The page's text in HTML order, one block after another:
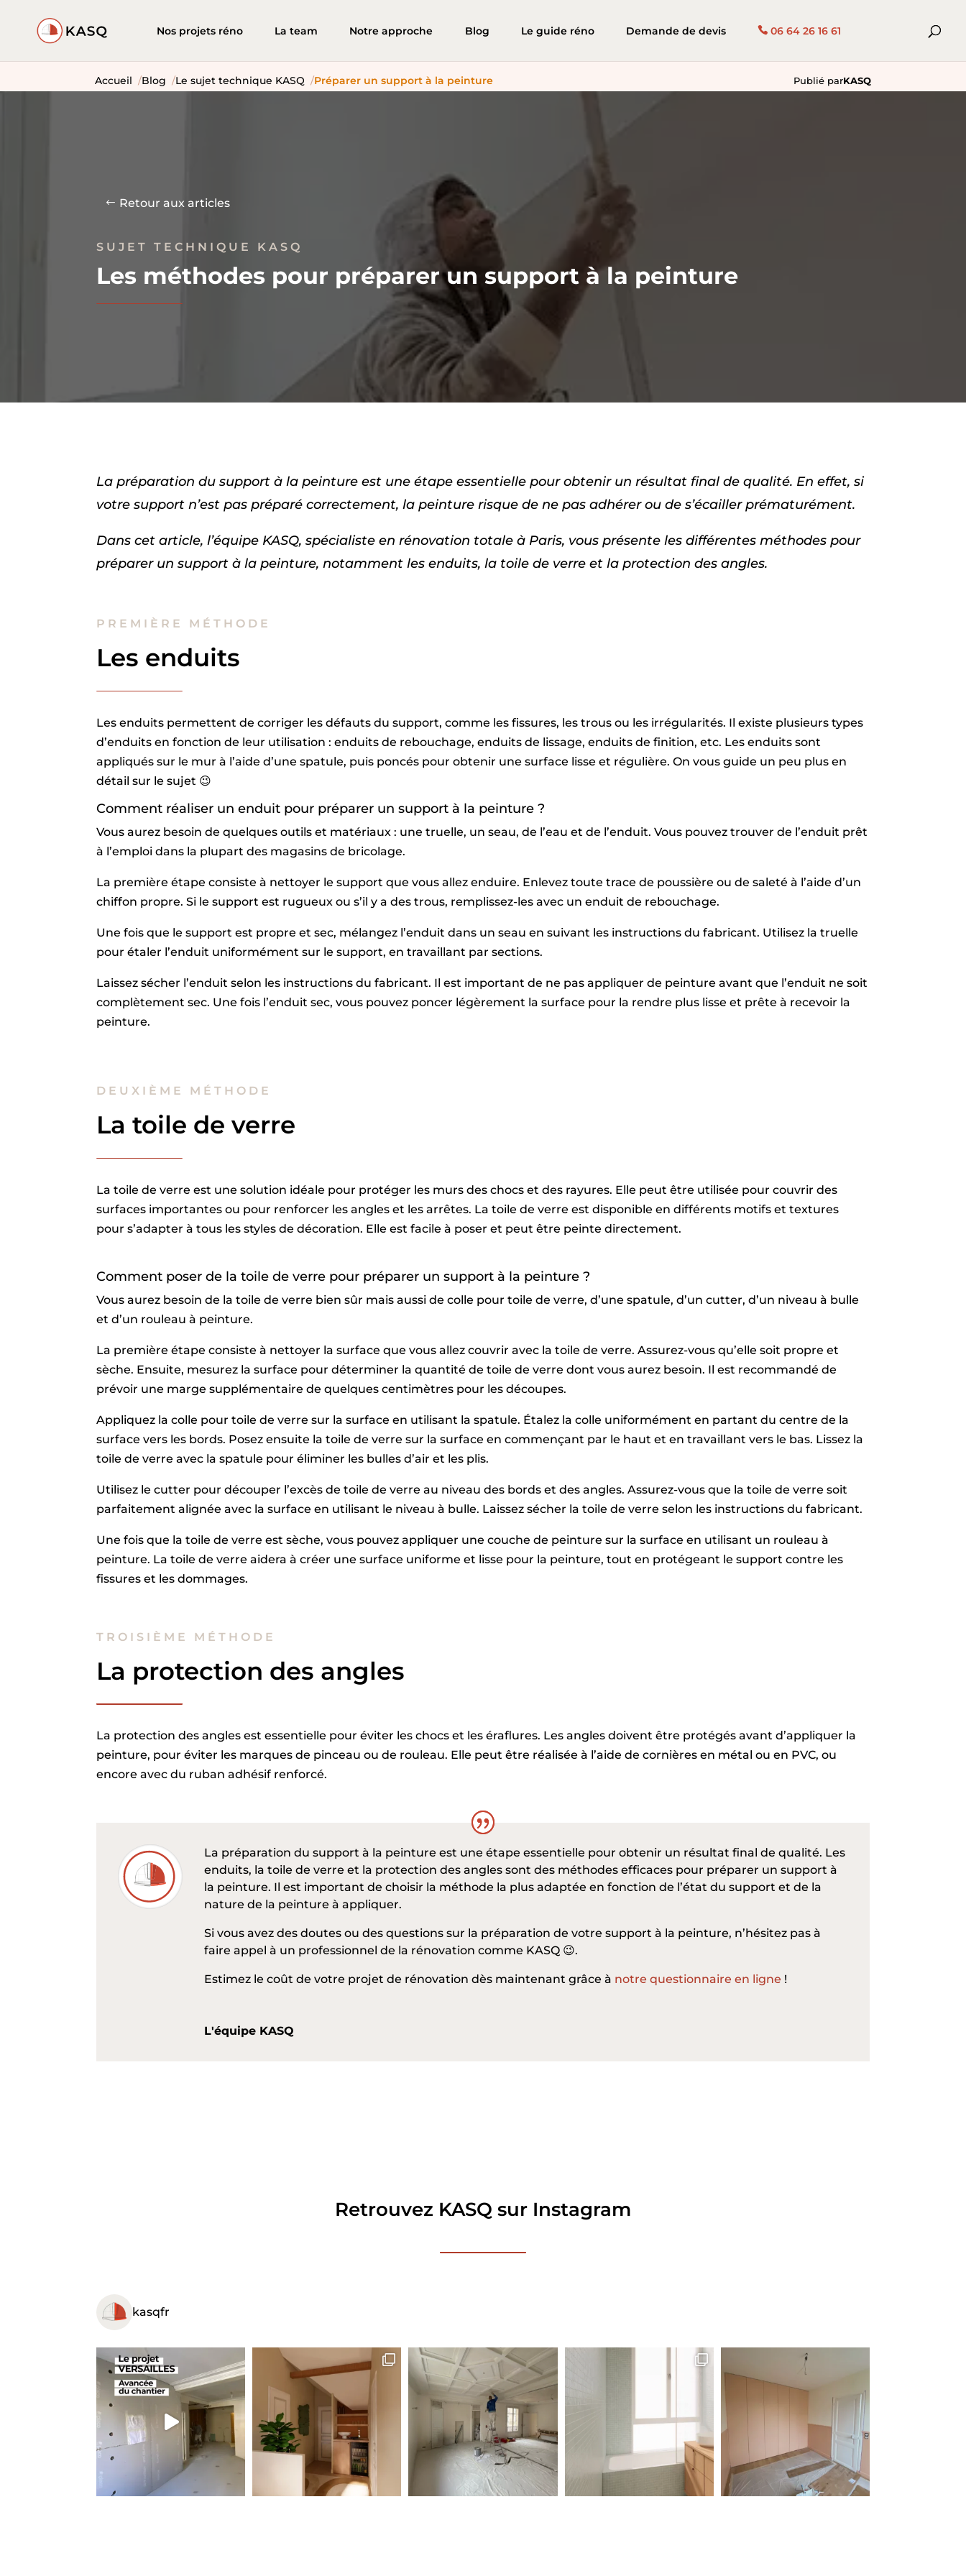
Nos projets réno La team Notre approche Blog Le guide réno Demande de devis 06 64 26 16 61
Accueil Blog Le sujet technique KASQ Préparer un support à la peinture Publié parKASQ
Retour aux articles
SUJET TECHNIQUE KASQ
Les méthodes pour préparer un support à la peinture
La préparation du support à la peinture est une étape essentielle pour obtenir un résultat final de qualité. En effet, si
votre support n’est pas préparé correctement, la peinture risque de ne pas adhérer ou de s’écailler prématurément.
Dans cet article, l’équipe KASQ, spécialiste en rénovation totale à Paris, vous présente les différentes méthodes pour
préparer un support à la peinture, notamment les enduits, la toile de verre et la protection des angles.
PREMIÈRE MÉTHODE
Les enduits
Les enduits permettent de corriger les défauts du support, comme les fissures, les trous ou les irrégularités. Il existe plusieurs types
d’enduits en fonction de leur utilisation : enduits de rebouchage, enduits de lissage, enduits de finition, etc. Les enduits sont
appliqués sur le mur à l’aide d’une spatule, puis poncés pour obtenir une surface lisse et régulière. On vous guide un peu plus en
détail sur le sujet 😉
Comment réaliser un enduit pour préparer un support à la peinture ?
Vous aurez besoin de quelques outils et matériaux : une truelle, un seau, de l’eau et de l’enduit. Vous pouvez trouver de l’enduit prêt
à l’emploi dans la plupart des magasins de bricolage.
La première étape consiste à nettoyer le support que vous allez enduire. Enlevez toute trace de poussière ou de saleté à l’aide d’un
chiffon propre. Si le support est rugueux ou s’il y a des trous, remplissez-les avec un enduit de rebouchage.
Une fois que le support est propre et sec, mélangez l’enduit dans un seau en suivant les instructions du fabricant. Utilisez la truelle
pour étaler l’enduit uniformément sur le support, en travaillant par sections.
Laissez sécher l’enduit selon les instructions du fabricant. Il est important de ne pas appliquer de peinture avant que l’enduit ne soit
complètement sec. Une fois l’enduit sec, vous pouvez poncer légèrement la surface pour la rendre plus lisse et prête à recevoir la
peinture.
DEUXIÈME MÉTHODE
La toile de verre
La toile de verre est une solution idéale pour protéger les murs des chocs et des rayures. Elle peut être utilisée pour couvrir des
surfaces importantes ou pour renforcer les angles et les arrêtes. La toile de verre est disponible en différents motifs et textures
pour s’adapter à tous les styles de décoration. Elle est facile à poser et peut être peinte directement.
Comment poser de la toile de verre pour préparer un support à la peinture ?
Vous aurez besoin de la toile de verre bien sûr mais aussi de colle pour toile de verre, d’une spatule, d’un cutter, d’un niveau à bulle
et d’un rouleau à peinture.
La première étape consiste à nettoyer la surface que vous allez couvrir avec la toile de verre. Assurez-vous qu’elle soit propre et
sèche. Ensuite, mesurez la surface pour déterminer la quantité de toile de verre dont vous aurez besoin. Il est recommandé de
prévoir une marge supplémentaire de quelques centimètres pour les découpes.
Appliquez la colle pour toile de verre sur la surface en utilisant la spatule. Étalez la colle uniformément en partant du centre de la
surface vers les bords. Posez ensuite la toile de verre sur la surface en commençant par le haut et en travaillant vers le bas. Lissez la
toile de verre avec la spatule pour éliminer les bulles d’air et les plis.
Utilisez le cutter pour découper l’excès de toile de verre au niveau des bords et des angles. Assurez-vous que la toile de verre soit
parfaitement alignée avec la surface en utilisant le niveau à bulle. Laissez sécher la toile de verre selon les instructions du fabricant.
Une fois que la toile de verre est sèche, vous pouvez appliquer une couche de peinture sur la surface en utilisant un rouleau à
peinture. La toile de verre aidera à créer une surface uniforme et lisse pour la peinture, tout en protégeant le support contre les
fissures et les dommages.
TROISIÈME MÉTHODE
La protection des angles
La protection des angles est essentielle pour éviter les chocs et les éraflures. Les angles doivent être protégés avant d’appliquer la
peinture, pour éviter les marques de pinceau ou de rouleau. Elle peut être réalisée à l’aide de cornières en métal ou en PVC, ou
encore avec du ruban adhésif renforcé.
La préparation du support à la peinture est une étape essentielle pour obtenir un résultat final de qualité. Les
enduits, la toile de verre et la protection des angles sont des méthodes efficaces pour préparer un support à
la peinture. Il est important de choisir la méthode la plus adaptée en fonction de l’état du support et de la
nature de la peinture à appliquer.
Si vous avez des doutes ou des questions sur la préparation de votre support à la peinture, n’hésitez pas à
faire appel à un professionnel de la rénovation comme KASQ 😉.
Estimez le coût de votre projet de rénovation dès maintenant grâce à notre questionnaire en ligne !
L'équipe KASQ
Retrouvez KASQ sur Instagram
kasqfr